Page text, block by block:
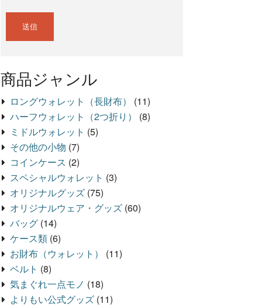
商品ジャンル
ロングウォレット（長財布）
(11)
ハーフウォレット（2つ折り）
(8)
ミドルウォレット (5)
その他の小物 (7)
コインケース (2)
スペシャルウォレット (3)
オリジナルグッズ (75)
オリジナルウェア・グッズ (60)
バッグ (14)
ケース類 (6)
お財布（ウォレット）
(11)
ベルト (8)
気まぐれ一点モノ (18)
よりもい公式グッズ (11)